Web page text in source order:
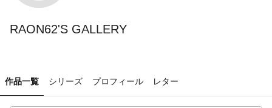
RAON62'S GALLERY
作品一覧 シリーズ プロフィール レター